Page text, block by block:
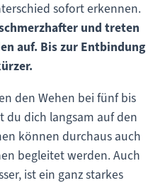
sofort erkennen.
und treten
auf. Bis zur Entbindung
den Wehen bei fünf bis
du dich langsam auf den
können durchaus auch
begleitet werden. Auch
ist ein ganz starkes